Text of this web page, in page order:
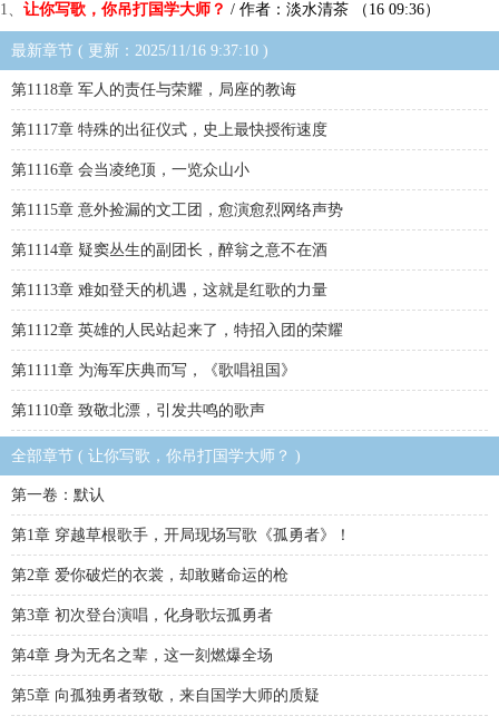
1、 让你写歌，你吊打国学大师？ / 作者：淡水清茶 （16 09:36）
最新章节 ( 更新：2025/11/16 9:37:10 )
第1118章 军人的责任与荣耀，局座的教诲
第1117章 特殊的出征仪式，史上最快授衔速度
第1116章 会当凌绝顶，一览众山小
第1115章 意外捡漏的文工团，愈演愈烈网络声势
第1114章 疑窦丛生的副团长，醉翁之意不在酒
第1113章 难如登天的机遇，这就是红歌的力量
第1112章 英雄的人民站起来了，特招入团的荣耀
第1111章 为海军庆典而写，《歌唱祖国》
第1110章 致敬北漂，引发共鸣的歌声
全部章节 ( 让你写歌，你吊打国学大师？ )
第一卷：默认
第1章 穿越草根歌手，开局现场写歌《孤勇者》！
第2章 爱你破烂的衣裳，却敢赌命运的枪
第3章 初次登台演唱，化身歌坛孤勇者
第4章 身为无名之辈，这一刻燃爆全场
第5章 向孤独勇者致敬，来自国学大师的质疑